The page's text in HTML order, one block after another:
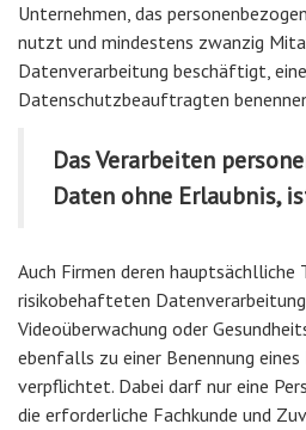
Unternehmen, das
nutzt und mindestens zwanzig
Datenverarbeitung beschäftigt,
Datenschutzbeauftragten
Das Verarbeiten
Daten ohne Erlaubnis,
Auch Firmen deren hauptsächlliche
risikobehafteten
Videoüberwachung oder
ebenfalls zu einer Benennung
verpflichtet. Dabei darf nur eine
die erforderliche Fachkunde und